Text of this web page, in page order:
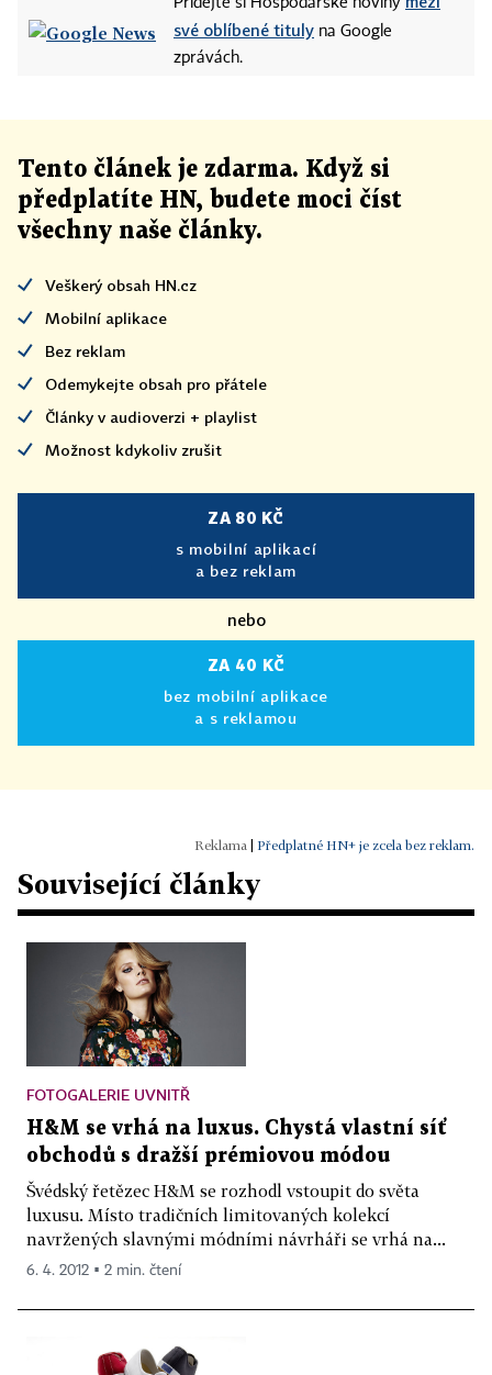
Přidejte si Hospodářské noviny
své oblíbené tituly na Google
zprávách.
Tento článek je zdarma. Když si
předplatíte HN, budete moci číst
všechny naše články.
Veškerý obsah HN.cz
Mobilní aplikace
Bez reklam
Odemykejte obsah pro přátele
Články v audioverzi + playlist
Možnost kdykoliv zrušit
ZA 80 KČ
s mobilní aplikací
a bez reklam
nebo
ZA 40 KČ
bez mobilní aplikace
a s reklamou
Předplatné HN+ je zcela bez reklam.
Související články
FOTOGALERIE UVNITŘ
H&M se vrhá na luxus. Chystá vlastní síť
obchodů s dražší prémiovou módou
Švédský řetězec H&M se rozhodl vstoupit do světa
luxusu. Místo tradičních limitovaných kolekcí
navržených slavnými módními návrháři se vrhá na...
6. 4. 2012 ▪ 2 min. čtení